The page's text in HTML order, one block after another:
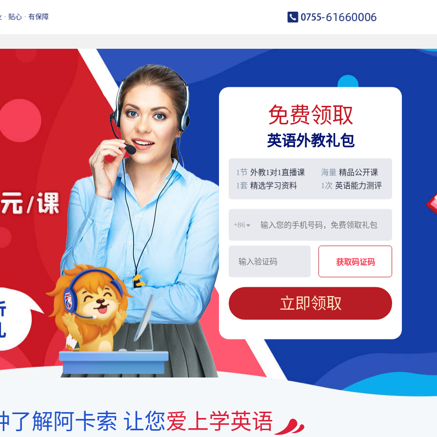
· 贴心 · 有保障
免费领取
英语外教礼包
1节 外教1对1直播课 海量 精品公开课
1套 精选学习资料 1次 英语能力测评
+86
获取码证码
立即领取
了解阿卡索 让您爱上学英语